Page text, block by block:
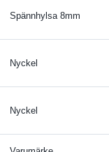
Spännhylsa 8mm
Nyckel
Nyckel